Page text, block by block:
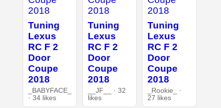
Tuning
Lexus
RC F 2
Door
Coupe
2018
_BABYFACE_
· 34 likes
Tuning
Lexus
RC F 2
Door
Coupe
2018
__JF__ · 32
likes
Tuning
Lexus
RC F 2
Door
Coupe
2018
_Rookie_ ·
27 likes